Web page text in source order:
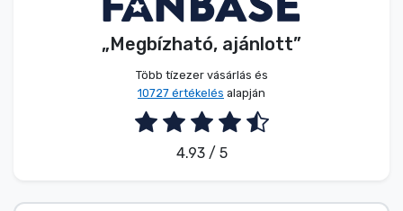
„Megbízható, ajánlott”
Több tízezer vásárlás és
10727 értékelés alapján
4.93 / 5